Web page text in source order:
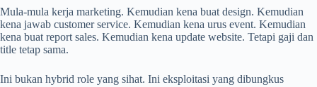
Mula-mula kerja marketing. Kemudian kena buat design. Kemudian
kena jawab customer service. Kemudian kena urus event. Kemudian
kena buat report sales. Kemudian kena update website. Tetapi gaji dan
title tetap sama.
Ini bukan hybrid role yang sihat. Ini eksploitasi yang dibungkus